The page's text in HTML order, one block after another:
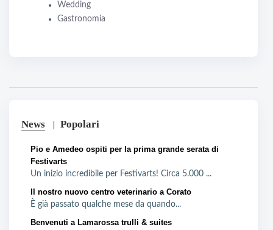
Wedding
Gastronomia
News Popolari
Pio e Amedeo ospiti per la prima grande serata di
Festivarts
Un inizio incredibile per Festivarts! Circa 5.000 ...
Il nostro nuovo centro veterinario a Corato
È già passato qualche mese da quando...
Benvenuti a Lamarossa trulli & suites